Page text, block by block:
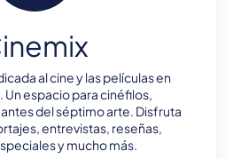
al cine y las películas en
espacio para cinéfilos,
del séptimo arte. Disfruta
entrevistas, reseñas,
y mucho más.